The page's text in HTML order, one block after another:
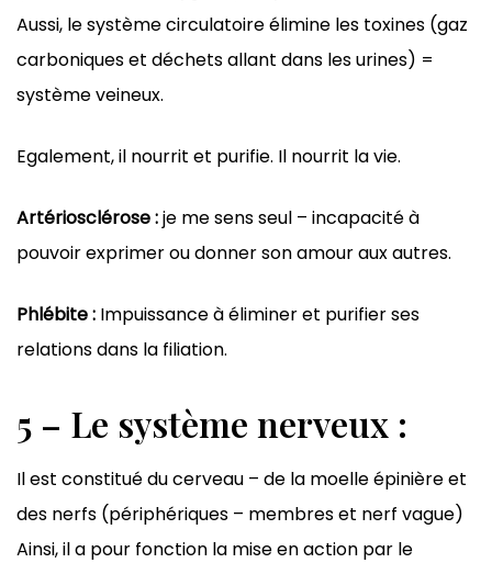
Aussi, le système circulatoire élimine les toxines (gaz
carboniques et déchets allant dans les urines) =
système veineux.
Egalement, il nourrit et purifie. Il nourrit la vie.
Artériosclérose :je me sens seul – incapacité à
pouvoir exprimer ou donner son amour aux autres.
Phlébite : Impuissance à éliminer et purifier ses
relations dans la filiation.
5 – Le système nerveux :
Il est constitué du cerveau – de la moelle épinière et
des nerfs (périphériques – membres et nerf vague)
Ainsi, il a pour fonction la mise en action par le